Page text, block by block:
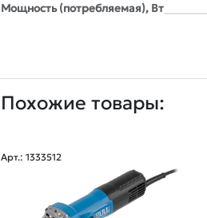
Мощность (потребляемая), Вт
Похожие товары:
Арт.: 1333512